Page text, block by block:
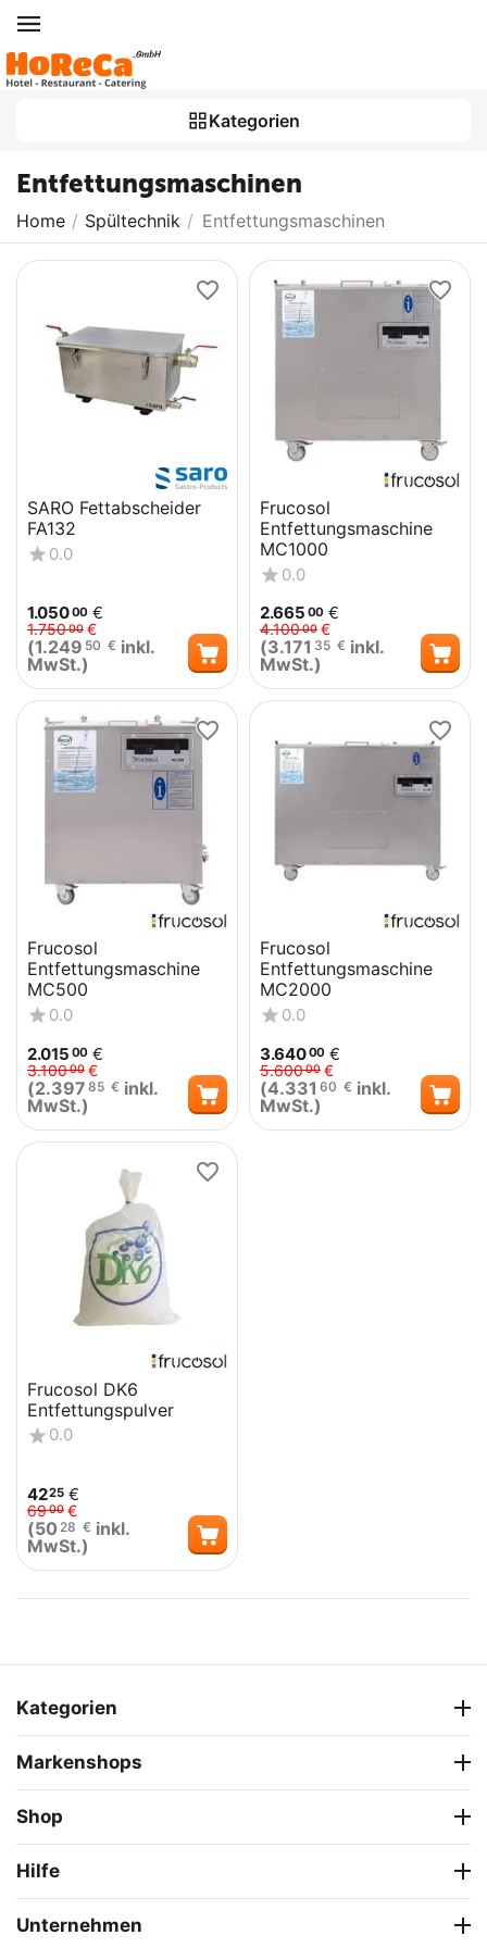
Kategorien
Entfettungsmaschinen
Home / Spültechnik / Entfettungsmaschinen
SARO Fettabscheider
FA132
0.0
1.05000 €
1.75000 €
(1.249 50 € inkl.
MwSt.)
Frucosol
Entfettungsmaschine
MC1000
0.0
2.665 00 €
4.10000 €
(3.171 35 € inkl.
MwSt.)
Frucosol
Entfettungsmaschine
MC500
0.0
2.015 00 €
3.10000 €
(2.397 85 € inkl.
MwSt.)
Frucosol
Entfettungsmaschine
MC2000
0.0
3.64000 €
5.60000 €
(4.331 60 € inkl.
MwSt.)
Frucosol DK6
Entfettungspulver
0.0
4225 €
6900 €
(50 28 € inkl.
MwSt.)
Kategorien
Markenshops
Shop
Hilfe
Unternehmen